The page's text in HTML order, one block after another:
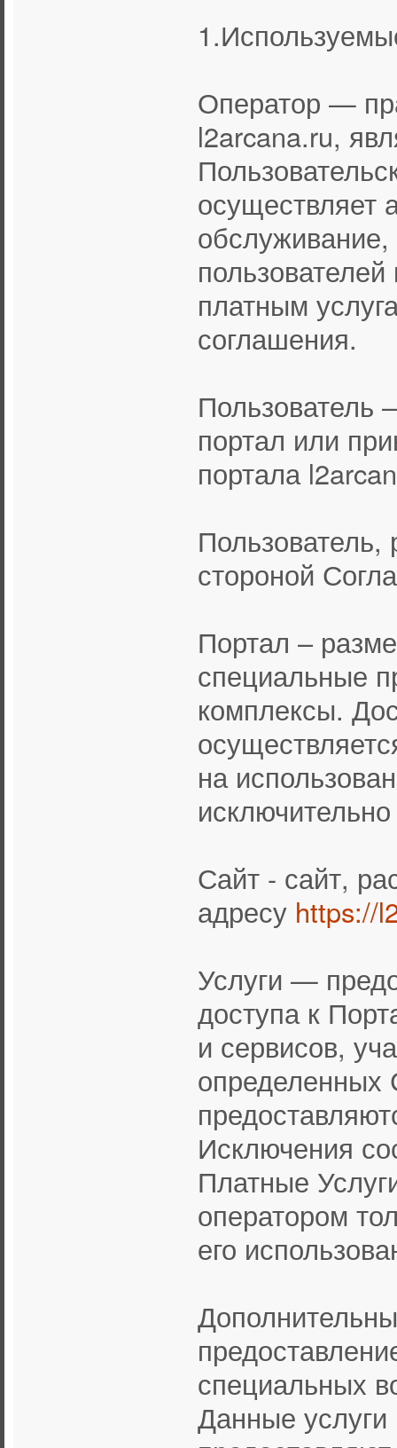
Оператор —
l2arcana.ru,
осуществляет
обслуживание,
платным
соглашения.
портал или
портала
Пользователь,
стороной
Портал –
специальные
комплексы.
на
Сайт - сайт,
адресу https://
Услуги —
доступа к
и сервисов,
определенных
Исключения
Платные
оператором
его
специальных
Данные